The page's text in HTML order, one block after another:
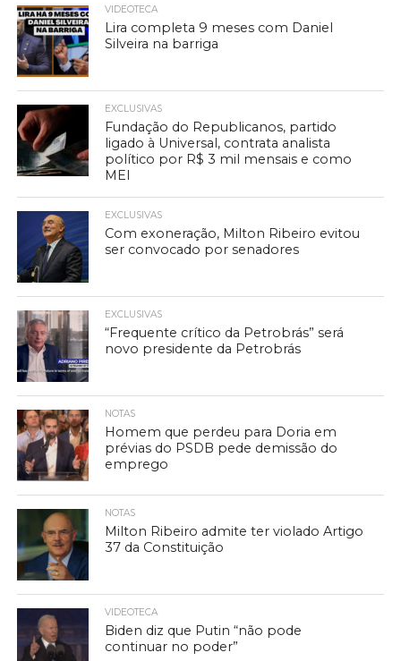
VIDEOTECA
Lira completa 9 meses com Daniel
Silveira na barriga
EXCLUSIVAS
Fundação do Republicanos, partido
ligado à Universal, contrata analista
político por R$ 3 mil mensais e como
MEI
EXCLUSIVAS
Com exoneração, Milton Ribeiro evitou
ser convocado por senadores
EXCLUSIVAS
“Frequente crítico da Petrobrás” será
novo presidente da Petrobrás
NOTAS
Homem que perdeu para Doria em
prévias do PSDB pede demissão do
emprego
NOTAS
Milton Ribeiro admite ter violado Artigo
37 da Constituição
VIDEOTECA
Biden diz que Putin “não pode
continuar no poder”